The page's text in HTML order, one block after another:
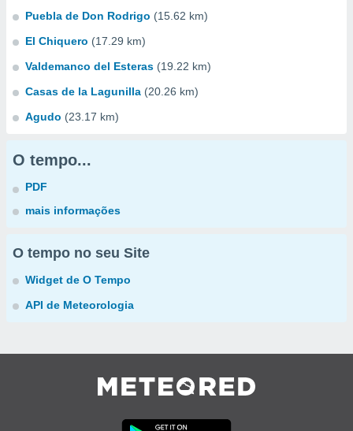
Puebla de Don Rodrigo (15.62 km)
El Chiquero (17.29 km)
Valdemanco del Esteras (19.22 km)
Casas de la Lagunilla (20.26 km)
Agudo (23.17 km)
O tempo...
PDF
mais informações
O tempo no seu Site
Widget de O Tempo
API de Meteorologia